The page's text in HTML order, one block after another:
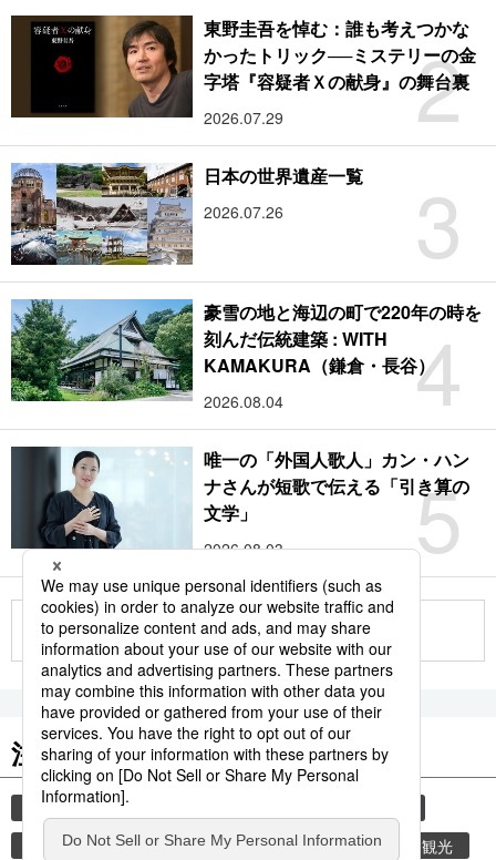
2
東野圭吾を悼む：誰も考えつかな
かったトリック──ミステリーの金
字塔『容疑者Ｘの献身』の舞台裏
2026.07.29
3
日本の世界遺産一覧
2026.07.26
4
豪雪の地と海辺の町で220年の時を
刻んだ伝統建築 : WITH
KAMAKURA（鎌倉・長谷）
2026.08.04
5
唯一の「外国人歌人」カン・ハン
ナさんが短歌で伝える「引き算の
文学」
2026.08.03
もっと見る
注目のキーワード
共同通信ニュース
香辛料
時事通信ニュース 乾物 旅 観光